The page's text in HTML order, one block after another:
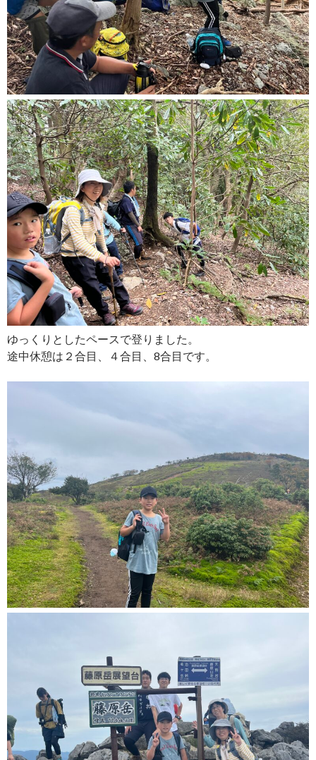
ゆっくりとしたペースで登りました。
途中休憩は２合目、４合目、8合目です。